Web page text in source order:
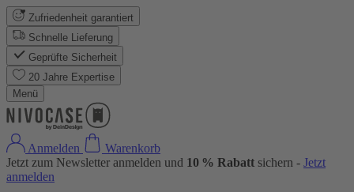
Zufriedenheit garantiert
Schnelle Lieferung
Geprüfte Sicherheit
20 Jahre Expertise
Menü
Anmelden
Warenkorb
Jetzt zum Newsletter anmelden und 10 % Rabatt sichern - Jetzt
anmelden